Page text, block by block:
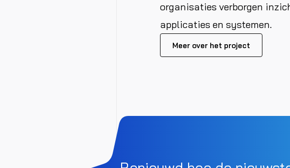
organisaties verborgen
applicaties en systemen.
Meer over het project